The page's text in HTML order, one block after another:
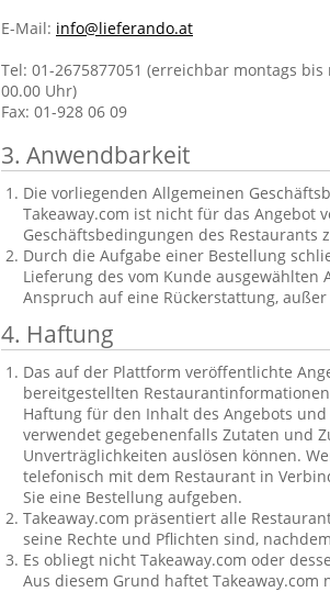
E-Mail: info@lieferando.at
Tel: 01-2675877051 (erreichbar montags
00.00 Uhr)
Fax: 01-928 06 09
3. Anwendbarkeit
Die vorliegenden Allgemeinen
Takeaway.com ist nicht für das Angebot
Geschäftsbedingungen des Restaurants
Durch die Aufgabe einer Bestellung
Lieferung des vom Kunde
Anspruch auf eine Rückerstattung,
4. Haftung
Das auf der Plattform veröffentlichte
bereitgestellten
Haftung für den Inhalt des Angebots
verwendet gegebenenfalls Zutaten und
Unverträglichkeiten auslösen können.
telefonisch mit dem Restaurant in
Sie eine Bestellung aufgeben.
Takeaway.com präsentiert alle
seine Rechte und Pflichten sind,
Es obliegt nicht Takeaway.com oder
Aus diesem Grund haftet